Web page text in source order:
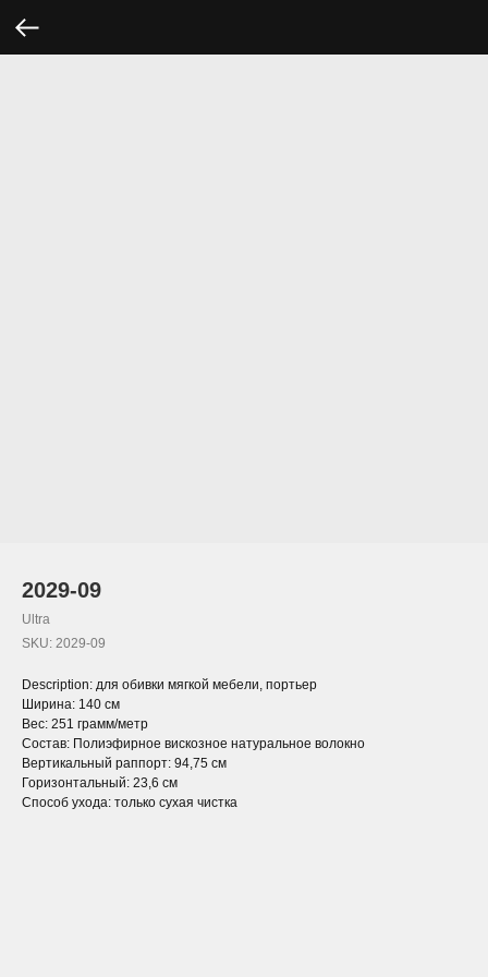
2029-09
Ultra
SKU: 2029-09
Description: для обивки мягкой мебели, портьер
Ширина: 140 см
Вес: 251 грамм/метр
Состав: Полиэфирное вискозное натуральное волокно
Вертикальный раппорт: 94,75 см
Горизонтальный: 23,6 см
Способ ухода: только сухая чистка